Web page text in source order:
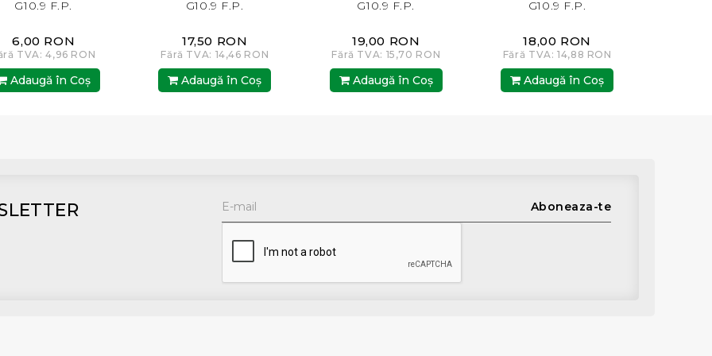
Fără TVA: 14,46 RON
Adaugă în Coş
Fără TVA: 15,70 RON
Adaugă în Coş
Fără TVA: 14,88 RON
Adaugă în Coş
Fără TVA: 10,74 RON
Aboneaza-te